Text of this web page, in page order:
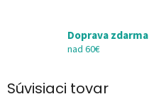
Doprava zdarma
nad 60€
Súvisiaci tovar